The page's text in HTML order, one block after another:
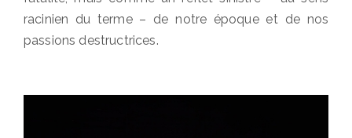
racinien du terme – de notre époque et de nos
passions destructrices.